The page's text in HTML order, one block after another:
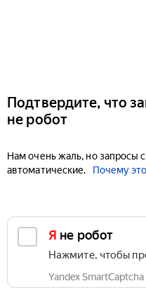
Подтвердите, что
не робот
Нам очень жаль, но запросы
автоматические.
Почему
Я не робот
Нажмите, чтобы
Yandex SmartCaptcha